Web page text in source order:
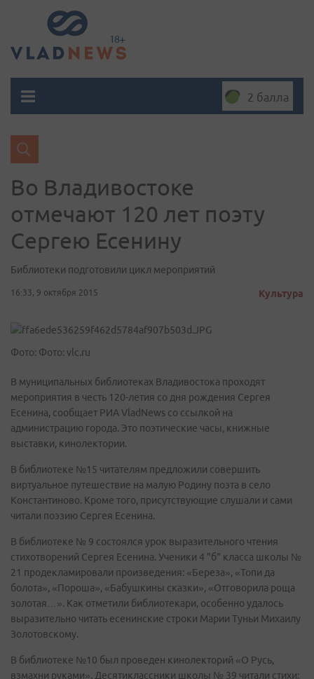
2 балла
Во Владивостоке
отмечают 120 лет поэту
Сергею Есенину
Библиотеки подготовили цикл мероприятий
16:33, 9 октября 2015 Культура
Фото: Фото: vlc.ru
В муниципальных библиотеках Владивостока проходят
мероприятия в честь 120-летия со дня рождения Сергея
Есенина, сообщает РИА VladNews со ссылкой на
администрацию города. Это поэтические часы, книжные
выставки, кинолектории.
В библиотеке №15 читателям предложили совершить
виртуальное путешествие на малую Родину поэта в село
Константиново. Кроме того, присутствующие слушали и сами
читали поэзию Сергея Есенина.
В библиотеке № 9 состоялся урок выразительного чтения
стихотворений Сергея Есенина. Ученики 4 "б" класса школы №
21 продекламировали произведения: «Береза», «Топи да
болота», «Пороша», «Бабушкины сказки», «Отговорила роща
золотая…». Как отметили библиотекари, особенно удалось
выразительно читать есенинские строки Марии Туньи Михаилу
Золотовскому.
В библиотеке №10 был проведен кинолекторий «О Русь,
взмахни руками». Десятиклассники школы № 39 читали стихи: